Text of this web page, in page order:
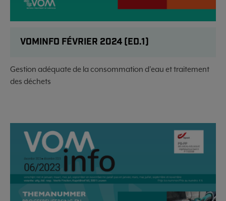
VOMINFO FÉVRIER 2024 (ED.1)
Gestion adéquate de la consommation d'eau et traitement
des déchets